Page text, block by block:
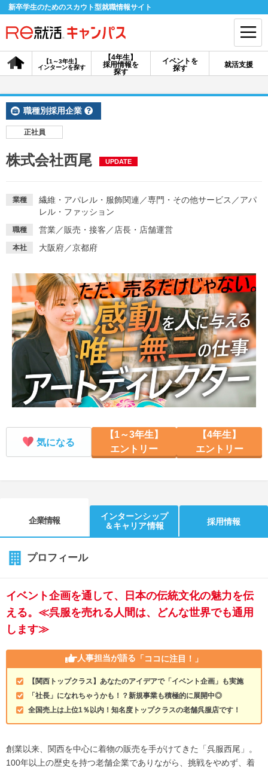
新卒学生のためのスカウト型就職情報サイト
【4年生】
採用情報を
探す
【1～3年生】
インターンを探す
イベントを
探す
就活支援
会員登録 ログイン
探す
就活支援
就活ノウハウが満載！
就活コラム
お役立ち記事・相談室など
適職診断
あなたに合う仕事を診断！
就活チャンネル
動画で対策講座をチェック
就活ニュースペーパー
就活時事ニュースを更新
よくある質問
不明点があればこちら
職種別採用企業
正社員
株式会社西尾 UPDATE
業種 繊維・アパレル・服飾関連 ／専門・その他サービス ／アパ
レル・ファッション
職種 営業／販売・接客 ／ 店長・店舗運営
本社 大阪府／京都府
気になる
【1～3年生】
エントリー
【4年生】
エントリー
企業情報
インターンシップ
＆キャリア情報
採用情報
プロフィール
イベント企画を通して、日本の伝統文化の魅力を伝
える。≪呉服を売れる人間は、どんな世界でも通用
します≫
人事担当が語る 「ココに注目！」
【関西トップクラス】あなたのアイデアで「イベント企画」も実施
「社長」になれちゃうかも！？新規事業も積極的に展開中◎
全国売上は上位1％以内！知名度トップクラスの老舗呉服店です！
創業以来、関西を中心に着物の販売を手がけてきた「呉服西尾」。
100年以上の歴史を持つ老舗企業でありながら、挑戦をやめず、着